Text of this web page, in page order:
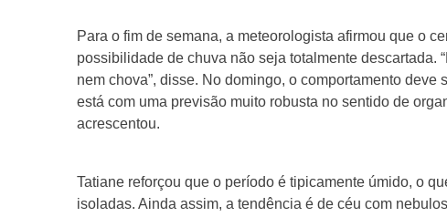
Para o fim de semana, a meteorologista afirmou que o
possibilidade de chuva não seja totalmente descartada.
nem chova”, disse. No domingo, o comportamento
está com uma previsão muito robusta no sentido de
acrescentou.
Tatiane reforçou que o período é tipicamente úmido, o
isoladas. Ainda assim, a tendência é de céu com